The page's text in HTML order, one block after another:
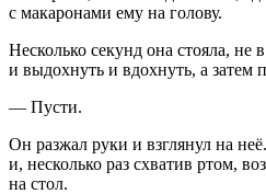
с макаронами ему на голову.
Несколько секунд она стояла, не
и выдохнуть и вдохнуть, а затем
— Пусти.
Он разжал руки и взглянул на
и, несколько раз схватив ртом,
на стол.